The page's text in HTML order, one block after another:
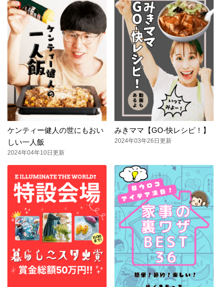
ケンティー健人の世にもおい
しい一人飯
2024年04年10日更新
みきママ【GO-快レシピ！】
2024年03年26日更新